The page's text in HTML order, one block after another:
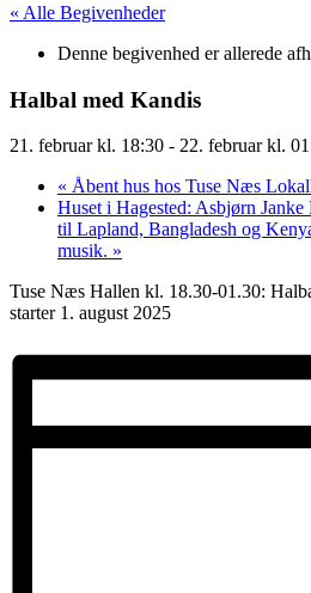
« Alle Begivenheder
Denne begivenhed er allerede
Halbal med Kandis
21. februar kl. 18:30 - 22. februar kl.
« Åbent hus hos Tuse Næs
Huset i Hagested: Asbjørn
til Lapland, Bangladesh og
musik. »
Tuse Næs Hallen kl. 18.30-01.30:
starter 1. august 2025